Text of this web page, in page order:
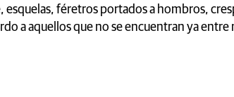
esquelas, féretros portados a hombros,
a aquellos que no se encuentran ya entre